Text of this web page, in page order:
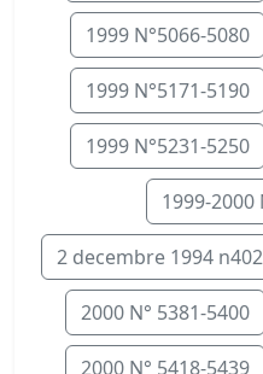
1999 N°5066-5080
1999 N°5171-5190
1999 N°5231-5250
1999-2000
2 decembre 1994
2000 N° 5381-5400
2000 N° 5418-5439